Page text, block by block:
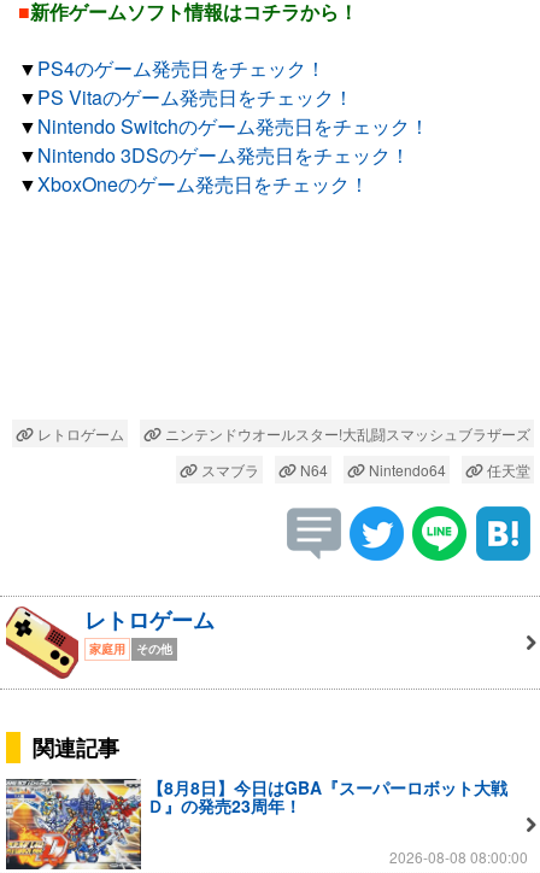
■新作ゲームソフト情報はコチラから！
▼PS4のゲーム発売日をチェック！
▼PS Vitaのゲーム発売日をチェック！
▼Nintendo Switchのゲーム発売日をチェック！
▼Nintendo 3DSのゲーム発売日をチェック！
▼XboxOneのゲーム発売日をチェック！
レトロゲーム
ニンテンドウオールスター!大乱闘スマッシュブラザーズ
スマブラ
N64 Nintendo64 任天堂
レトロゲーム
家庭用 その他
関連記事
【8月8日】今日はGBA『スーパーロボット大戦
Ｄ』の発売23周年！
2026-08-08 08:00:00